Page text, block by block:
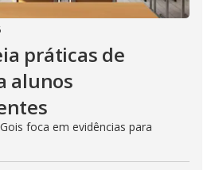
práticas de
alunos
foca em evidências para